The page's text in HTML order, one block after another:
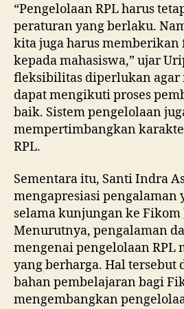
“Pengelolaan RPL harus
peraturan yang berlaku.
kita juga harus
kepada mahasiswa,” ujar
fleksibilitas diperlukan agar
dapat mengikuti proses
baik. Sistem pengelolaan
mempertimbangkan
RPL.
Sementara itu, Santi Indra
mengapresiasi pengalaman
selama kunjungan ke Fikom
Menurutnya, pengalaman
mengenai pengelolaan RPL
yang berharga. Hal tersebut
bahan pembelajaran bagi
mengembangkan